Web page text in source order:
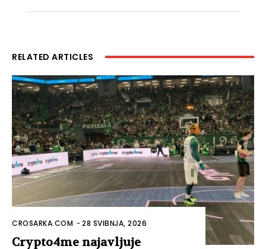
RELATED ARTICLES
CROSARKA.COM -28 SVIBNJA, 2026
Crypto4me najavljuje